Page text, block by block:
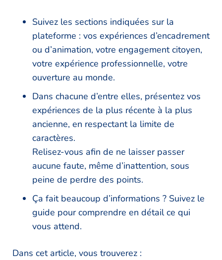
Suivez les sections indiquées sur la
plateforme : vos expériences d’encadrement
ou d’animation, votre engagement citoyen,
votre expérience professionnelle, votre
ouverture au monde.
Dans chacune d’entre elles, présentez vos
expériences de la plus récente à la plus
ancienne, en respectant la limite de
caractères.
Relisez-vous afin de ne laisser passer
aucune faute, même d’inattention, sous
peine de perdre des points.
Ça fait beaucoup d’informations ? Suivez le
guide pour comprendre en détail ce qui
vous attend.
Dans cet article, vous trouverez :